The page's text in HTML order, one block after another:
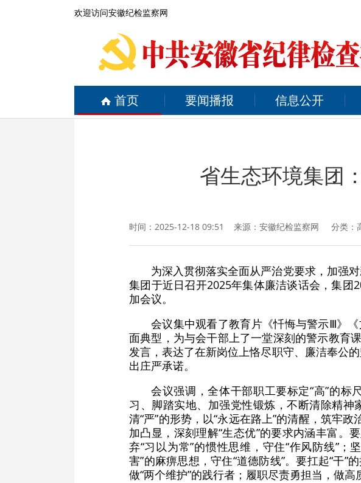
欢迎访问安徽纪检监察网
首页 要闻播报 信息公开
省生态环境集团
时间：2025-12-18 09:51 来源： 安徽纪检监察网 分类：
为深入贯彻落实全面从严治党要求，加强
集团于近日召开2025年集体廉洁谈话会，集
加会议。
会议集中观看了教育片《忏悔与警示Ⅲ》
面典型，为与会干部上了一堂深刻的警示教育
发言，表达了在新岗位上恪尽职守、廉洁奉公
出庄严承诺。
会议强调，全体干部职工要标定“高”的标
习、脚踏实地、加强党性锻炼，不断清除精神
清“严”的形势，以“永远在路上”的清醒，筑牢
加凸显，深刻理解“生态优”的要求内涵丰富。
弃“习以为常”的惯性思维，守住“作风防线”；
害”的麻痹思想，守住“道德防线”。要扛起“干”
做“两个维护”的践行者；履职尽责勇担当，做